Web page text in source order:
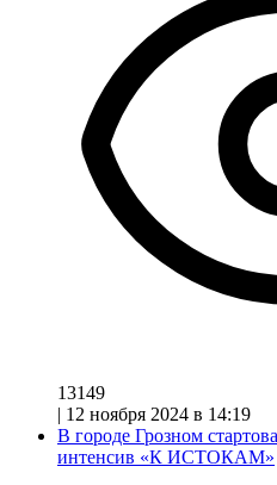
13149
| 12 ноября 2024 в 14:19
В городе Грозном
интенсив «К ИСТОКАМ»